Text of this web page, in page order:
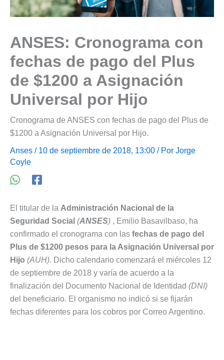
ANSES: Cronograma con
fechas de pago del Plus
de $1200 a Asignación
Universal por Hijo
Cronograma de ANSES con fechas de pago del Plus de
$1200 a Asignación Universal por Hijo.
Anses / 10 de septiembre de 2018, 13:00 / Por Jorge
Coyle
El titular de la Administración Nacional de la
Seguridad Social (ANSES) , Emilio Basavilbaso, ha
confirmado el cronograma con las fechas de pago del
Plus de $1200 pesos para la Asignación Universal por
Hijo (AUH). Dicho calendario comenzará el miércoles 12
de septiembre de 2018 y varía de acuerdo a la
finalización del Documento Nacional de Identidad (DNI)
del beneficiario. El organismo no indicó si se fijarán
fechas diferentes para los cobros por Correo Argentino.